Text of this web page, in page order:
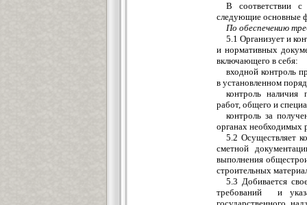
В соответствии с
следующие основные
По обеспечению
5.1 Организует и
и нормативных
включающего в себя:
входной контроль
в установленном
контроль наличия
работ, общего и
контроль за
органах необходимых
5.2 Осуществляет
сметной
выполнения
строительных
5.3 Добивается
требований и